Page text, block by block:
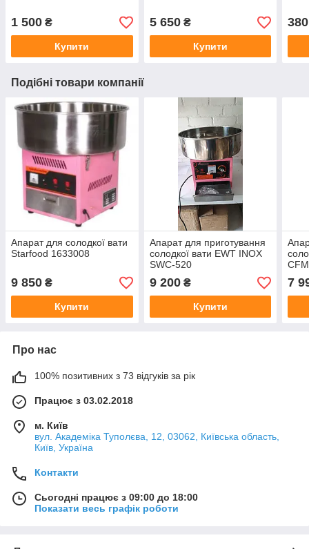
1 500 ₴
Купити
5 650₴
Купити
380
Подібні товари компанії
Апарат для солодкої вати
Starfood 1633008
9 850 ₴
Купити
Апарат для приготування
солодкої вати EWT INOX
SWC-520
9 200₴
Купити
7
Про нас
100% позитивних з 73 відгуків за рік
Працює з 03.02.2018
м. Київ
вул. Академіка Туполєва, 12, 03062, Київська область,
Київ, Україна
Контакти
Сьогодні працює з 09:00 до 18:00
Показати весь графік роботи